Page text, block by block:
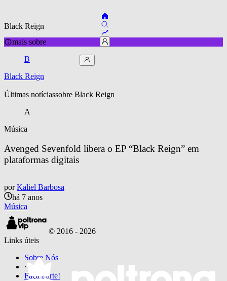
Black Reign
mais sobre
B
Black Reign
Últimas notíciassobre Black Reign
A
Música
Avenged Sevenfold libera o EP “Black Reign” em
plataformas digitais
por Kaliel Barbosa
há 7 anos
Música
© 2016 - 2026
Links úteis
Sobre Nós
·
Faça Parte!